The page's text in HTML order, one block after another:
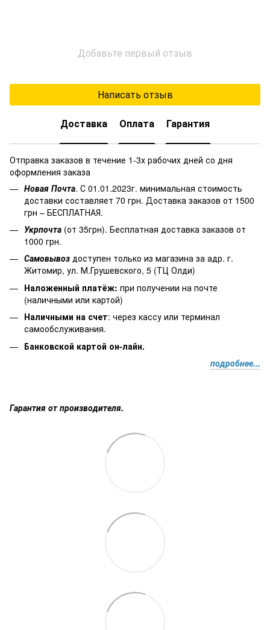
Добавьте первый отзыв
Написать отзыв
Доставка Оплата Гарантия
Отправка заказов в течение 1-3х рабочих дней со дня
оформления заказа
Новая Почта. С 01.01.2023г. минимальная стоимость
доставки составляет 70 грн. Доставка заказов от 1500
грн – БЕСПЛАТНАЯ.
Укрпочта (от 35грн). Бесплатная доставка заказов от
1000 грн.
Самовывоз доступен только из магазина за адр. г.
Житомир, ул. М.Грушевского, 5 (ТЦ Олди)
Наложенный платёж: при получении на почте
(наличными или картой)
Наличными на счет: через кассу или терминал
самообслуживания.
Банковской картой он-лайн.
подробнее...
Гарантия от производителя.